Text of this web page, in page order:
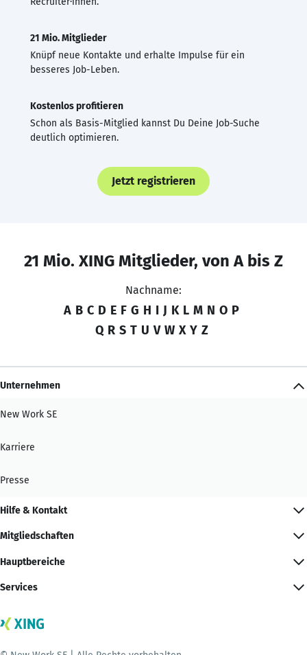
21 Mio. Mitglieder
Knüpf neue Kontakte und erhalte Impulse für ein
besseres Job-Leben.
Kostenlos profitieren
Schon als Basis-Mitglied kannst Du Deine Job-Suche
deutlich optimieren.
Jetzt registrieren
21 Mio. XING Mitglieder, von A bis Z
Nachname:
A B C D E F G H I J K L M N O P
Q R S T U V W X Y Z
Unternehmen
New Work SE
Karriere
Presse
Hilfe & Kontakt
Mitgliedschaften
Hauptbereiche
Services